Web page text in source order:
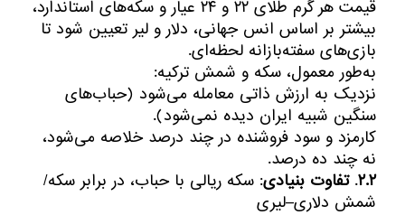
قیمت هر گرم طلای ۲۲ و ۲۴ عیار و سکه‌های استاندارد،
بیشتر بر اساس انس جهانی، دلار و لیر تعیین شود تا
بازی‌های سفته‌بازانه لحظه‌ای.
به‌طور معمول، سکه و شمش ترکیه:
نزدیک به ارزش ذاتی معامله می‌شود (حباب‌های
سنگین شبیه ایران دیده نمی‌شود).
کارمزد و سود فروشنده در چند درصد خلاصه می‌شود،
نه چند ده درصد.
۲.۲. تفاوت بنیادی: سکه ریالی با حباب، در برابر سکه/
شمش دلاری–لیری